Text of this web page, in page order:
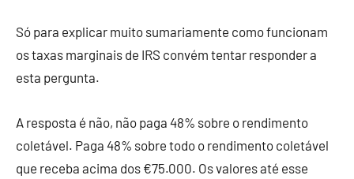
Só para explicar muito sumariamente como funcionam
os taxas marginais de IRS convém tentar responder a
esta pergunta.
A resposta é não, não paga 48% sobre o rendimento
coletável. Paga 48% sobre todo o rendimento coletável
que receba acima dos €75.000. Os valores até esse